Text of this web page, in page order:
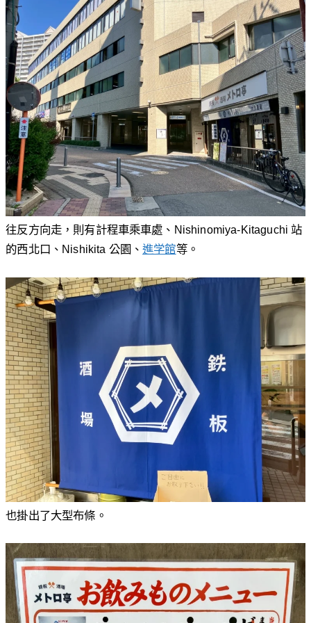
往反方向走，則有計程車乘車處、Nishinomiya-Kitaguchi 站
的西北口、Nishikita 公園、進学館等。
也掛出了大型布條。